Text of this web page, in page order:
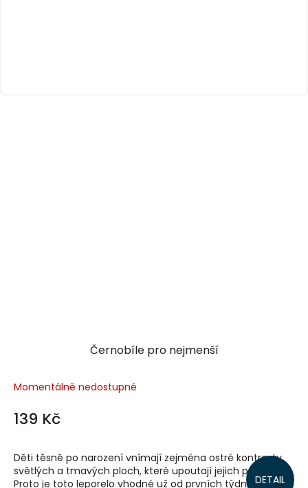
Černobíle pro nejmenší
Momentálně nedostupné
139 Kč
DETAIL
Děti těsně po narození vnímají zejména ostré kontrasty
světlých a tmavých ploch, které upoutají jejich pozornost.
Proto je toto leporelo vhodné už od prvních týdnů života